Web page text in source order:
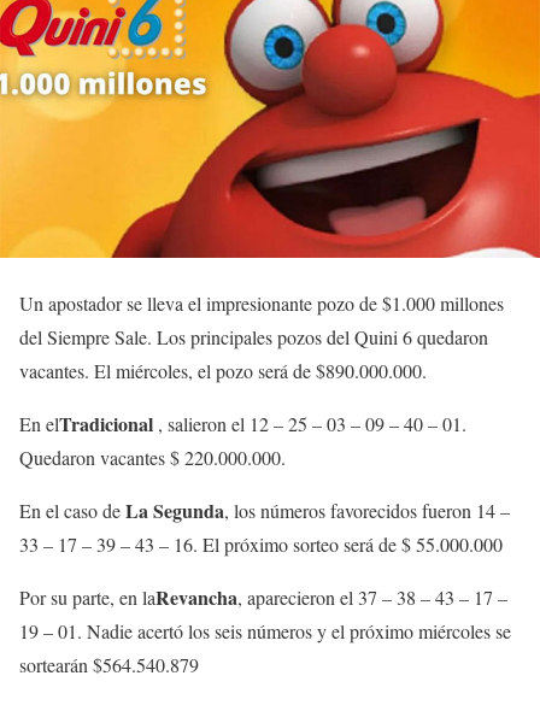
Un apostador se lleva el impresionante pozo de $1.000 millones
del Siempre Sale. Los principales pozos del Quini 6 quedaron
vacantes. El miércoles, el pozo será de $890.000.000.
En elTradicional , salieron el 12 – 25 – 03 – 09 – 40 – 01.
Quedaron vacantes $ 220.000.000.
En el caso deLa Segunda, los números favorecidos fueron 14 –
33 – 17 – 39 – 43 – 16. El próximo sorteo será de $ 55.000.000
Por su parte, en laRevancha, aparecieron el 37 – 38 – 43 – 17 –
19 – 01. Nadie acertó los seis números y el próximo miércoles se
sortearán $564.540.879